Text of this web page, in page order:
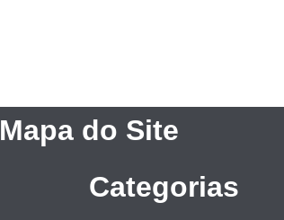
Mapa do Site
Categorias